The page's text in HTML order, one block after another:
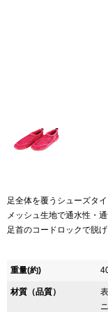
足全体を覆うシューズタ
メッシュ生地で通水性・通
足首のコードロックで脱げ
重量(約)
材質（品質）